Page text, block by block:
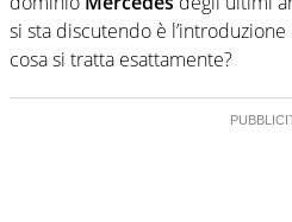
si sta discutendo è
cosa si tratta esattamente?